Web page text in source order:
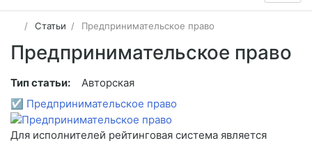
Статьи Предпринимательское право
Предпринимательское право
Тип статьи:
Авторская
☑ Предпринимательское право
Для исполнителей рейтинговая система является